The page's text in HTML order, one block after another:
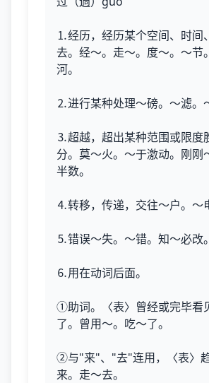
⒈经历，经历某个空间、时间
去。经～。走～。度～。～节
河。
⒉进行某种处理～磅。～滤。
⒊超越，超出某种范围或限度
分。莫～火。～于激动。刚刚
半数。
⒋转移，传递，交往～户。～
⒌错误～失。～错。知～必改。
⒍用在动词后面。
①助词。〈表〉曾经或完毕看
了。曾用～。吃～了。
②与"来"、"去"连用，〈表〉
来。走～去。